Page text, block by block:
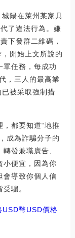
陽在萊州某家具
了違法行為。嫌
下發群二維碼，
開始上文所說的
單任務，每成功
，三人的最高業
被采取強制措
都要知道“地推
成為詐騙分子的
發兼職廣告、
小便宜，因為你
會導致你個人信
騙。
USD幣USD價格